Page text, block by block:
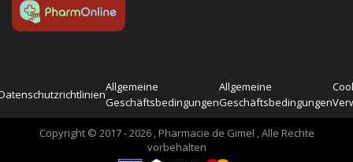
Allgemeine
Geschäftsbedingungen
Allgemeine
Geschäftsbedingungen
Copyright © 2017 - 2026 , Pharmacie de Gimel , Alle Rechte
vorbehalten